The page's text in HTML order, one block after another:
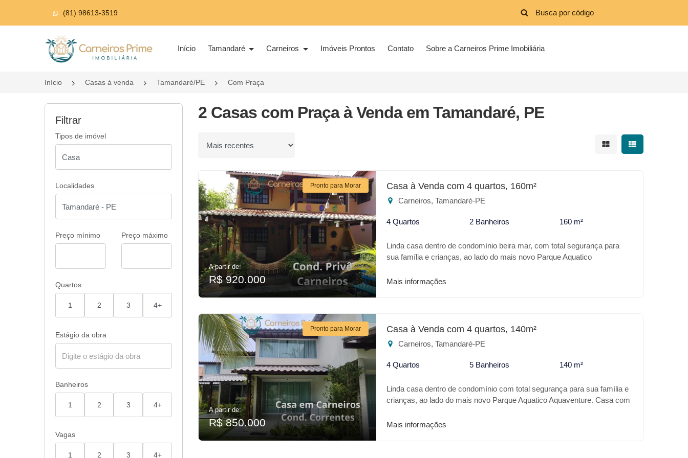
(81) 98613-3519
Página inicial
Início Tamandaré Carneiros Imóveis Prontos Contato Sobre a Carneiros Prime Imobiliária
Início Casas à venda Tamandaré/PE Com Praça
Filtrar
Tipos de imóvel
Localidades
Preço mínimo Preço máximo
Quartos
1 2 3 4+
Estágio da obra
Banheiros
1 2 3 4+
Vagas
1 2 3 4+
2 Casas com Praça à Venda em Tamandaré, PE
Ordenar por Mostrar resultados em
Mostrar
Pronto para Morar
A partir de:
R$ 920.000
Casa à Venda com 4 quartos, 160m²
Carneiros, Tamandaré-PE
4 Quartos 2 Banheiros 160 m²
Linda casa dentro de condomínio beira mar, com total segurança para
sua família e crianças, ao lado do mais novo Parque Aquatico
gourmet, uma bela varanda , sala dois ambientes, 4 quartos, terraço e
Mais informações
Pronto para Morar
A partir de:
R$ 850.000
Casa à Venda com 4 quartos, 140m²
Carneiros, Tamandaré-PE
4 Quartos 5 Banheiros 140 m²
Linda casa dentro de condomínio com total segurança para sua família e
crianças, ao lado do mais novo Parque Aquatico Aquaventure. Casa com
varanda , sala dois ambientes, 4 suítes.
Mais informações